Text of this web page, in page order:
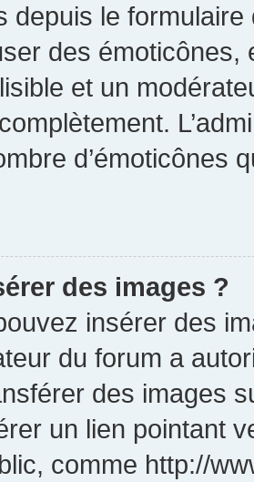
depuis le
des
et un
d’émoticônes
des images ?
insérer des
du forum a
des images
un lien pointant
comme http://